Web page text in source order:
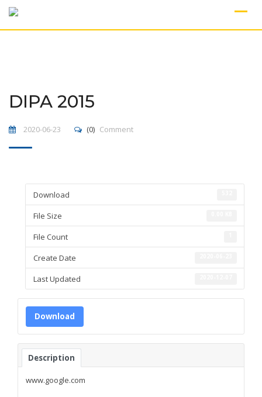
Skip
content
DIPA 2015
2020-06-23 (0) Comment
Download
File Size
File Count
Create Date
Last Updated
Download
Description
www.google.com